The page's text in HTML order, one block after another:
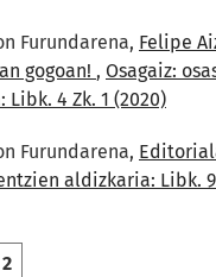
Furundarena, Felipe
gogoan! , Osagaiz:
4 Zk. 1 (2020)
Furundarena,
aldizkaria: Libk. 9
2